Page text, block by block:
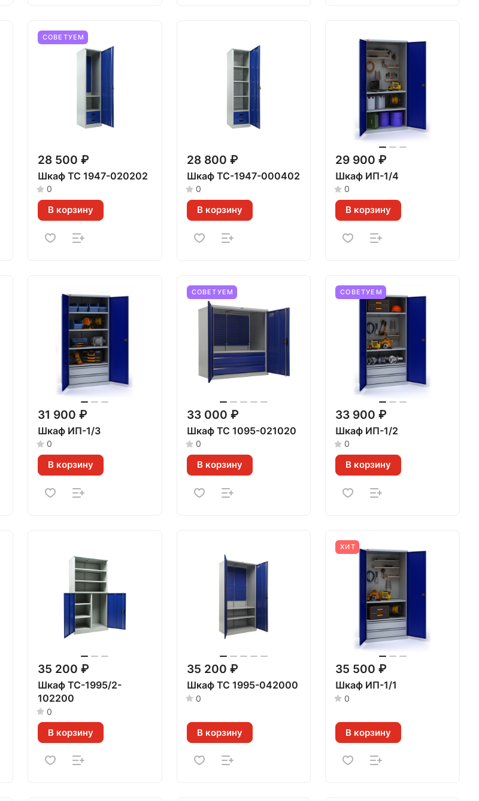
СОВЕТУЕМ
28 500 ₽
Шкаф ТС 1947-020202
0
В корзину
28 800 ₽
Шкаф TC-1947-000402
0
В корзину
29 900 ₽
Шкаф ИП-1/4
0
В корзину
31 900 ₽
Шкаф ИП-1/3
0
В корзину
СОВЕТУЕМ
33 000 ₽
Шкаф ТС 1095-021020
0
В корзину
СОВЕТУЕМ
33 900 ₽
Шкаф ИП-1/2
0
В корзину
35 200 ₽
Шкаф TC-1995/2-
102200
0
В корзину
35 200 ₽
Шкаф ТС 1995-042000
0
В корзину
ХИТ
35 500 ₽
Шкаф ИП-1/1
0
В корзину